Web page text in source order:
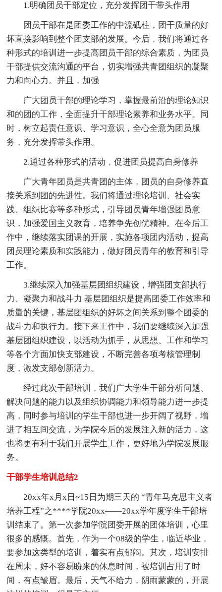
1.明确团员干部定位，充分发挥团干带头作用
团员干部在是团委工作的中流砥柱，团干质量的好
坏直接影响到整个团支部的发展。今后，我们将通过各
种形式的培训进一步提高团员干部的综合素质，为团员
干部提供交流沟通的平台，切实增强共青团组织的凝聚
力和向心力。并且，加强
广大团员干部的理论学习，掌握最前沿的理论知识
和的团的工作，全面提升干部理论素养和业务水平。同
时，树立起责任意识、学习意识，全心全意为团员服
务，充分发挥带头作用。
2.通过各种形式的活动，促进团员提高自身修养
广大青年团员是共青团的主体，团员的自身修养直
接关系到团的先进性。我们将通过理论培训、社会实
践、组织比赛等多种形式，引导团员青年增强团员意
识，加强爱国主义教育，培养争先创优精神。在今后工
作中，继续落实团课的开展，实施各项团内活动，提高
团员理论素质和实践能力，做好团员青年的教育和引导
工作。
3.继续深入加强基层团组织建设，增强团支部执行
力、凝聚力和战斗力 基层团组织是提高团委工作效率和
质量的关键，基层团组织的好坏之间关系到整个团委的
战斗力和执行力。接下来工作中，我们要继续深入加强
基层团组织建设，以活动为抓手，从思想、工作和学习
等各个方面加快支部建设，不断完善各项考核管理制
度，激发支部创新活力。
经过此次干部培训，我们广大学生干部分析问题、
解决问题的能力以及组织协调能力和领导能力进一步提
高，同时参与培训的学生干部也进一步开阔了视野，增
进了相互间交流，为学院今后的发展注入新的活力，这
也将更有利于我们开展学生工作，更好地为学院发展服
务。
干部学生培训总结2
20xx年x月x日~15日为期三天的 “青年马克思主义者
培养工程”之****学院20xx——20xx学年度学生干部培
训结束了。第一次参加学院团委开展的团体培训，心里
很多的感慨。首先，作为一个08级的学生，临近毕业，
要参加这类型的培训，着实有点郁闷。其次，培训安排
在周末，好不容易盼来的休息时间，被培训占用了时
间，有点皱眉。最后，天气不给力，阴雨蒙蒙的，开展